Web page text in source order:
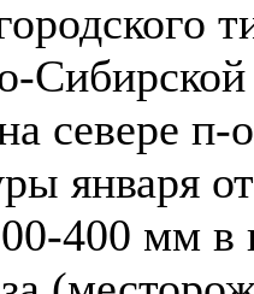
севере
января
400 мм в